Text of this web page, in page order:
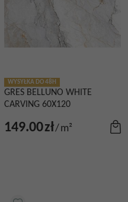
WYSYŁKA DO 48H
GRES BELLUNO WHITE
CARVING 60X120
149.00zł/m²